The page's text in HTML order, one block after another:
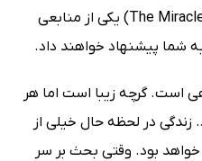
ذهن آگاهی (The Miracle of Mindfulness) یکی از منابعی
شما پیشنهاد خواهند داد.
است. گرچه زیبا است اما هر
زندگی در لحظه حال خیلی از
خواهد بود. وقتی بحث بر سر